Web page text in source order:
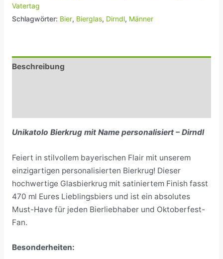
Vatertag
Schlagwörter: Bier, Bierglas, Dirndl, Männer
Beschreibung
Unikatolo Bierkrug mit Name personalisiert – Dirndl
Feiert in stilvollem bayerischen Flair mit unserem
einzigartigen personalisierten Bierkrug! Dieser
hochwertige Glasbierkrug mit satiniertem Finish fasst
470 ml Eures Lieblingsbiers und ist ein absolutes
Must-Have für jeden Bierliebhaber und Oktoberfest-
Fan.
Besonderheiten: